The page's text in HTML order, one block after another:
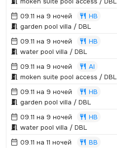
09.11 на 9 ночей
HB
garden pool villa / DBL
09.11 на 9 ночей
HB
water pool villa / DBL
09.11 на 9 ночей
AI
moken suite pool access / DBL
09.11 на 9 ночей
HB
garden pool villa / DBL
09.11 на 9 ночей
HB
water pool villa / DBL
09.11 на 11 ночей
BB